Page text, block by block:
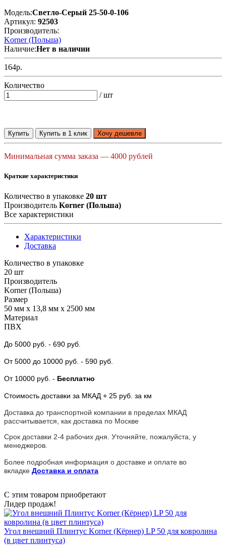
Модель:Светло-Серый 25-50-0-106
Артикул: 92503
Производитель:
Korner (Польша)
Наличие:Нет в наличии
164р.
Количество
/ шт
Купить Купить в 1 клик Хочу дешевле
Минимальная сумма заказа — 4000 рублей
Краткие характеристики
Количество в упаковке 20 шт
Производитель Korner (Польша)
Все характеристики
Характеристики
Доставка
Количество в упаковке
20 шт
Производитель
Korner (Польша)
Размер
50 мм х 13,8 мм х 2500 мм
Материал
ПВХ
До 5000 руб. - 690 руб.
От 5000 до 10000 руб. - 590 руб.
От 10000 руб. - Бесплатно
Стоимость доставки за МКАД + 25 руб. за км
Доставка до транспортной компании в пределах МКАД
рассчитывается, как доставка по Москве
Срок доставки 2-4 рабочих дня. Уточняйте, пожалуйста, у
менеджеров.
Более подробная информация о доставке и оплате во
вкладке Доставка и оплата
С этим товаром приобретают
Лидер продаж!
Угол внешний Плинтус Korner (Кёрнер) LP 50 для ковролина
(в цвет плинтуса)